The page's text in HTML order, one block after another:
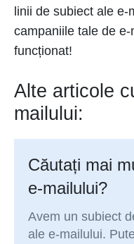
linii de subiect ale
campaniile tale de
funcționat!
Alte articole
mailului:
Căutați mai
e-mailului?
Avem un subiect
ale e-mailului.